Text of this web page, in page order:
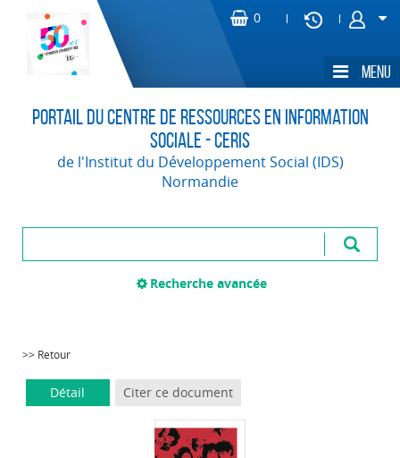
Portail du Centre de Ressources en Information
Sociale - CERIS
de l'Institut du Développement Social (IDS)
Normandie
Recherche avancée
>> Retour
Détail Citer ce document